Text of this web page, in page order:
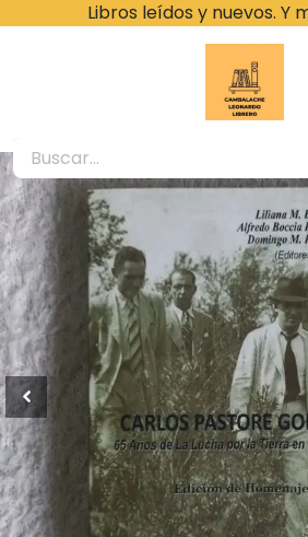
Libros leídos y nuevos. Y